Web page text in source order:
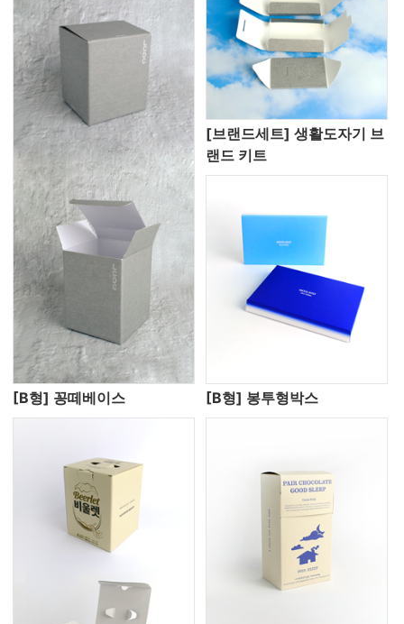
[B형] 꽁떼베이스
[브랜드세트] 생활도자기 브
랜드 키트
[B형] 봉투형박스